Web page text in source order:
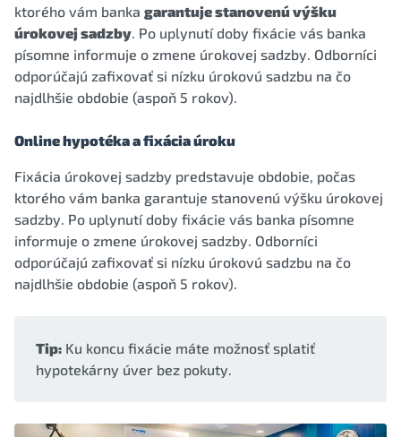
ktorého vám banka garantuje stanovenú výšku
úrokovej sadzby. Po uplynutí doby fixácie vás banka
písomne informuje o zmene úrokovej sadzby. Odborníci
odporúčajú zafixovať si nízku úrokovú sadzbu na čo
najdlhšie obdobie (aspoň 5 rokov).
Online hypotéka a fixácia úroku
Fixácia úrokovej sadzby predstavuje obdobie, počas
ktorého vám banka garantuje stanovenú výšku úrokovej
sadzby. Po uplynutí doby fixácie vás banka písomne
informuje o zmene úrokovej sadzby. Odborníci
odporúčajú zafixovať si nízku úrokovú sadzbu na čo
najdlhšie obdobie (aspoň 5 rokov).
Tip: Ku koncu fixácie máte možnosť splatiť
hypotekárny úver bez pokuty.